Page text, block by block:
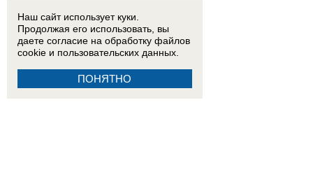
Наш сайт использует куки.
Продолжая его использовать, вы
даете согласие на обработку файлов
cookie и пользовательских данных.
ПОНЯТНО